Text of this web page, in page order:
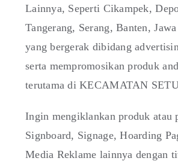
Lainnya, Seperti Cikampek,
Tangerang, Serang, Banten,
yang bergerak dibidang
serta mempromosikan produk
terutama di KECAMATAN
Ingin mengiklankan produk atau
Signboard, Signage, Hoarding
Media Reklame lainnya dengan